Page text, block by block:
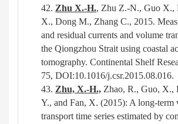
42. Zhu X.-H., Zhu Z.-N., Guo X.,
X., Dong M., Zhang C., 2015.
and residual currents and volume
the Qiongzhou Strait using coastal
tomography. Continental Shelf
75, DOI:10.1016/j.csr.2015.08.016.
43. Zhu, X.-H., Zhao, R., Guo, X.,
Y., and Fan, X. (2015): A long-term
transport time series estimated by